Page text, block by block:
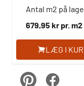
Antal m2 på
679,95 kr pr. m2
LÆG I
pinterestFacebook